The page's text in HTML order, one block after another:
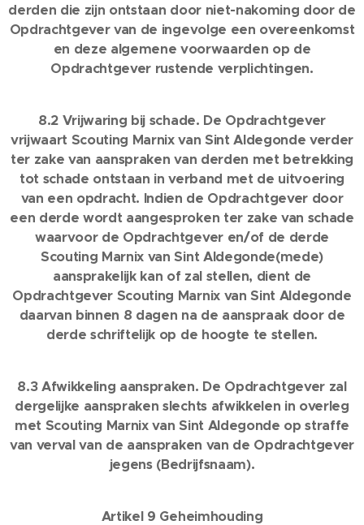
derden die zijn ontstaan door niet-nakoming door de
Opdrachtgever van de ingevolge een overeenkomst
en deze algemene voorwaarden op de
Opdrachtgever rustende verplichtingen.
8.2 Vrijwaring bij schade. De Opdrachtgever
vrijwaart Scouting Marnix van Sint Aldegonde verder
ter zake van aanspraken van derden met betrekking
tot schade ontstaan in verband met de uitvoering
van een opdracht. Indien de Opdrachtgever door
een derde wordt aangesproken ter zake van schade
waarvoor de Opdrachtgever en/of de derde
Scouting Marnix van Sint Aldegonde(mede)
aansprakelijk kan of zal stellen, dient de
Opdrachtgever Scouting Marnix van Sint Aldegonde
daarvan binnen 8 dagen na de aanspraak door de
derde schriftelijk op de hoogte te stellen.
8.3 Afwikkeling aanspraken. De Opdrachtgever zal
dergelijke aanspraken slechts afwikkelen in overleg
met Scouting Marnix van Sint Aldegonde op straffe
van verval van de aanspraken van de Opdrachtgever
jegens (Bedrijfsnaam).
Artikel 9 Geheimhouding